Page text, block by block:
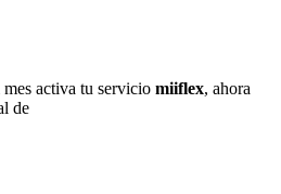
activa tu servicio miiflex, ahora
de